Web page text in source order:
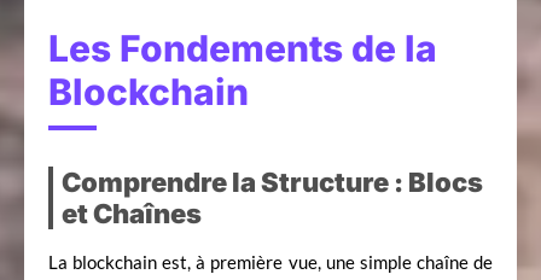
Les Fondements de la
Blockchain
Comprendre la Structure : Blocs
et Chaînes
La blockchain est, à première vue, une simple chaîne de